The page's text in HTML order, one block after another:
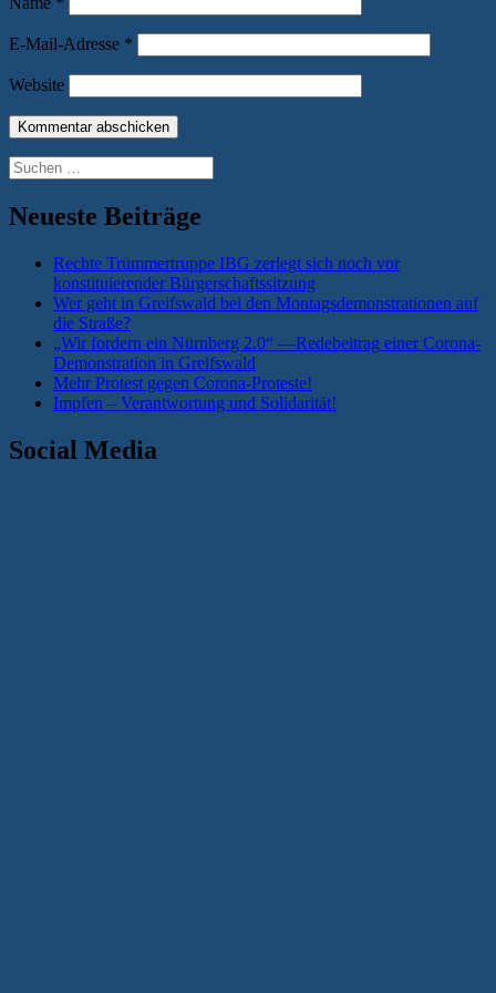
E-Mail-Adresse *
Website
Suchen
nach:
Neueste Beiträge
Rechte Trümmertruppe IBG zerlegt sich noch vor
konstituierender Bürgerschaftssitzung
Wer geht in Greifswald bei den Montagsdemonstrationen auf
die Straße?
„Wir fordern ein Nürnberg 2.0“ —Redebeitrag einer Corona-
Demonstration in Greifswald
Mehr Protest gegen Corona-Proteste!
Impfen – Verantwortung und Solidarität!
Social Media